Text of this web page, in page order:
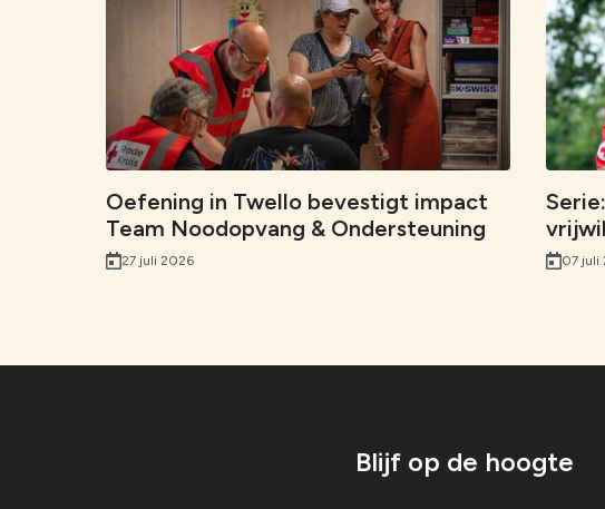
Oefening in Twello bevestigt impact
Team Noodopvang & Ondersteuning
27 juli 2026 07 juli
Blijf op de hoogte